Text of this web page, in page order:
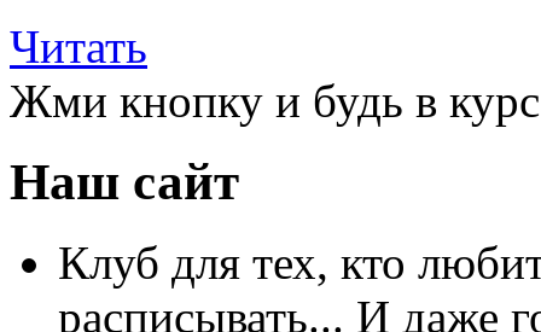
Читать
Жми кнопку и будь в
Наш сайт
Клуб для тех, кто
расписывать... И даже